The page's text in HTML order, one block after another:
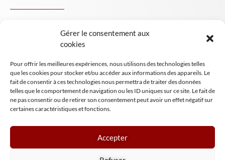
Gérer le consentement aux
cookies
Pour offrir les meilleures expériences, nous utilisons des technologies telles
que les cookies pour stocker et/ou accéder aux informations des appareils. Le
fait de consentir à ces technologies nous permettra de traiter des données
telles que le comportement de navigation ou les ID uniques sur ce site. Le fait de
ne pas consentir ou de retirer son consentement peut avoir un effet négatif sur
certaines caractéristiques et fonctions.
Accepter
INSIGHT NPA
Mentions légales